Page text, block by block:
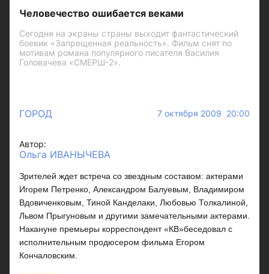
Человечество ошибается веками
Сегодня на экраны страны выходит фантастический
боевик «Запрещенная реальность». Фильм снят по
мотивам романа популярного писателя Василия
Головачева «СМЕРШ-2».
ГОРОД 7 октября 2009 20:00
Автор:
Ольга ИВАНЫЧЕВА
Зрителей ждет встреча со звездным составом: актерами
Игорем Петренко, Александром Балуевым, Владимиром
Вдовиченковым, Тиной Канделаки, Любовью Толкалиной,
Львом Прыгуновым и другими замечательными актерами.
Накануне премьеры корреспондент «КВ»беседовал с
исполнительным продюсером фильма Егором
Кончаловским.